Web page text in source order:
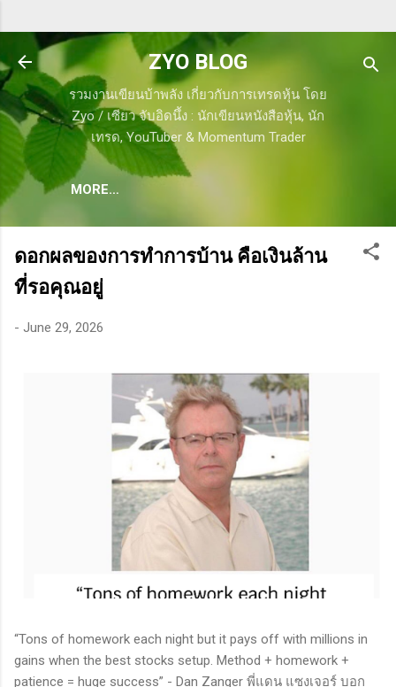
ZYO BLOG
รวมงานเขียนบ้าพลัง เกี่ยวกับการเทรดหุ้น โดย
Zyo / เซียว จับอิดนึ้ง : นักเขียนหนังสือหุ้น, นัก
เทรด, YouTuber & Momentum Trader
MORE…
ดอกผลของการทำการบ้าน คือเงินล้าน
ที่รอคุณอยู่
- June 29, 2026
“Tons of homework each night but it pays off with millions in
gains when the best stocks setup. Method + homework +
patience = huge success” - Dan Zanger พี่แดน แซงเจอร์ บอก